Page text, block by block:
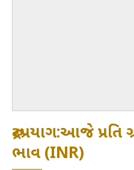
રુદ્રપ્રયાગ:આજે પ્રતિ
ભાવ (INR)